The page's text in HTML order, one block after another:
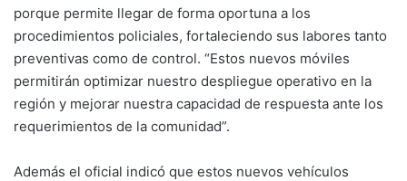
porque permite llegar de forma oportuna a los
procedimientos policiales, fortaleciendo sus labores tanto
preventivas como de control. “Estos nuevos móviles
permitirán optimizar nuestro despliegue operativo en la
región y mejorar nuestra capacidad de respuesta ante los
requerimientos de la comunidad”.
Además el oficial indicó que estos nuevos vehículos